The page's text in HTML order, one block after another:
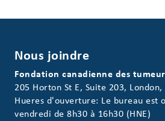
Nous joindre
Fondation canadienne des
205 Horton St E, Suite 203, London,
Hueres d'ouverture: Le bureau est
vendredi de 8h30 à 16h30 (HNE)